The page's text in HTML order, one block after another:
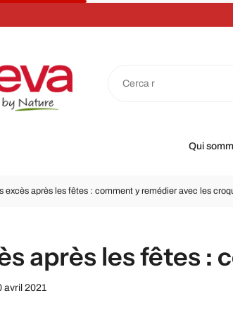
Qui
excès après les fêtes : comment y remédier avec les
après les fêtes
avril 2021